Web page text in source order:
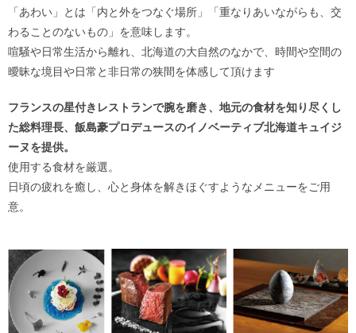
「あわい」とは「内と外をつなぐ場所」「重なりあいながらも、交
わることのないもの」を意味します。
喧騒や日常生活から離れ、北海道の大自然のなかで、時間や空間の
曖昧な境目や日常と非日常の狭間を体感して頂けます
フランスの星付きレストランで腕を磨き、地元の食材を知り尽くし
た総料理長、飯島豪プロデュースのイノベーティブ北海道キュイジ
ーヌを提供。
使用する食材を厳選。
日頃の疲れを癒し、心と身体を解きほぐすようなメニューをご用
意。